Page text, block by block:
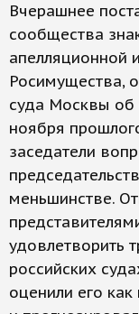
Вчерашнее
сообщества
апелляционной
Росимущества,
суда Москвы об
ноября
заседатели
меньшинстве.
удовлетворить
российских
оценили его